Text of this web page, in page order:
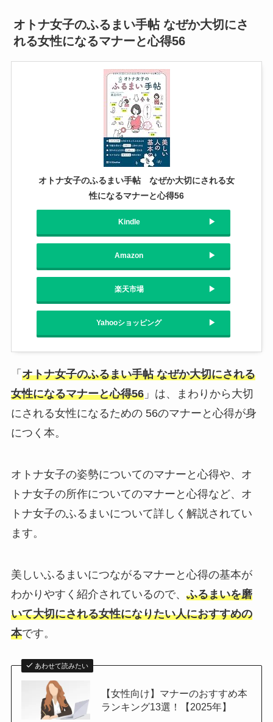
オトナ女子のふるまい手帖 なぜか大切にさ
れる女性になるマナーと心得56
オトナ女子のふるまい手帖 なぜか大切にされる女
性になるマナーと心得56
Kindle
Amazon
楽天市場
Yahooショッピング
「 オトナ女子のふるまい手帖 なぜか大切にされる
女性になるマナーと心得56」は、まわりから大切
にされる女性になるための 56のマナーと心得が身
につく本。
オトナ女子の姿勢についてのマナーと心得や、オ
トナ女子の所作についてのマナーと心得など、オ
トナ女子のふるまいについて詳しく解説されてい
ます。
美しいふるまいにつながるマナーと心得の基本が
わかりやすく紹介されているので、 ふるまいを磨
いて大切にされる女性になりたい人におすすめの
本です。
あわせて読みたい
【女性向け】マナーのおすすめ本
ランキング13選！【2025年】